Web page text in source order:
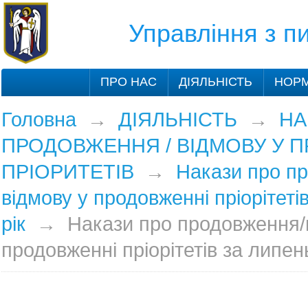
Управління з
ПРО НАС ДІЯЛЬНІСТЬ
Головна→ ДІЯЛЬНІСТЬ →
ПРОДОВЖЕННЯ / ВІДМОВУ У
ПРІОРИТЕТІВ → Накази про
відмову у продовженні
рік→ Накази про продовження/
продовженні пріорітетів за